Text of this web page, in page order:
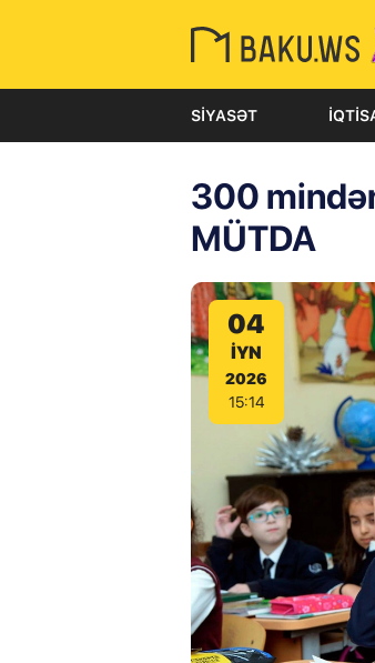
SIYASƏT
300
MÜTDA
04
IYN
2026
15:14